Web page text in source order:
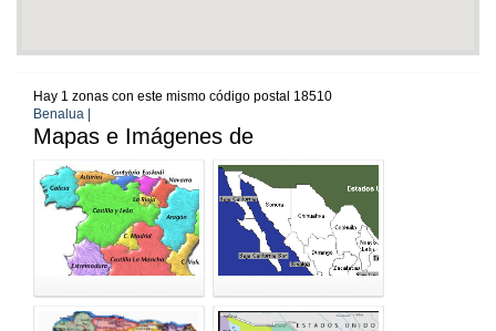
Hay 1 zonas con este mismo código postal 18510
Benalua |
Mapas e Imágenes de